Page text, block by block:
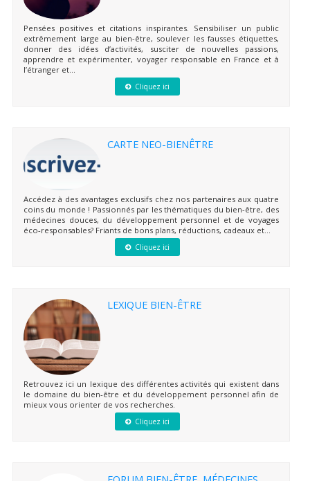
Pensées positives et citations inspirantes. Sensibiliser un public
extrêmement large au bien-être, soulever les fausses étiquettes,
donner des idées d’activités, susciter de nouvelles passions,
apprendre et expérimenter, voyager responsable en France et à
l’étranger et...
Cliquez ici
CARTE NEO-BIENÊTRE
Accédez à des avantages exclusifs chez nos partenaires aux quatre
coins du monde ! Passionnés par les thématiques du bien-être, des
médecines douces, du développement personnel et de voyages
éco-responsables? Friants de bons plans, réductions, cadeaux et...
Cliquez ici
LEXIQUE BIEN-ÊTRE
Retrouvez ici un lexique des différentes activités qui existent dans
le domaine du bien-être et du développement personnel afin de
mieux vous orienter de vos recherches.
Cliquez ici